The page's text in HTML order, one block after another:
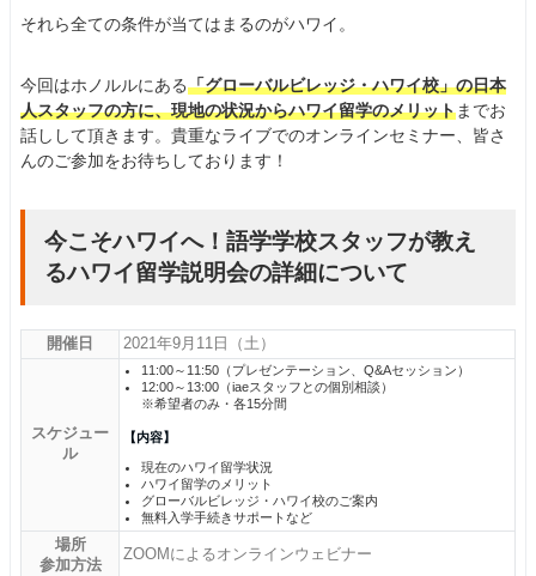
それら全ての条件が当てはまるのがハワイ。
今回はホノルルにある「グローバルビレッジ・ハワイ校」の日本
人スタッフの方に、現地の状況からハワイ留学のメリットまでお
話しして頂きます。貴重なライブでのオンラインセミナー、皆さ
んのご参加をお待ちしております！
今こそハワイへ！語学学校スタッフが教え
るハワイ留学説明会の詳細について
開催日 2021年9月11日（土）
スケジュー
ル
11:00～11:50（プレゼンテーション、Q&Aセッション）
12:00～13:00（iaeスタッフとの個別相談）
※希望者のみ・各15分間
【内容】
現在のハワイ留学状況
ハワイ留学のメリット
グローバルビレッジ・ハワイ校のご案内
無料入学手続きサポートなど
場所
参加方法
ZOOMによるオンラインウェビナー